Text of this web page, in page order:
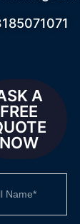
A
FREE
NOW